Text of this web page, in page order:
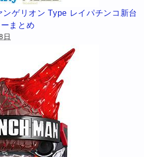
ゲリオン Type レイパチンコ新台
まとめ
日